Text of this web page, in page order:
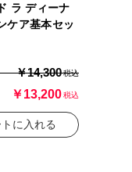
ラ ディーナ
ケア基本セッ
￥14,300税込
￥13,200税込
に入れる